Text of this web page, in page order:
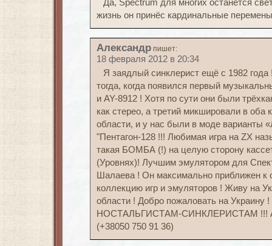
Да, Spectrum для многих останется
жизнь он принёс кардинальные
Александр пишет:
18 февраля 2012 в 20:34
Я заядлый синклерист ещё с 1982
тогда, когда появился первый
и AY-8912 ! Хотя по сути они были
как стерео, а третий микшировали в оба
области, и у нас были в моде варианты
"Пентагон-128 !!! Любимая игра на ZX
такая БОМБА (!) на целую сторону
(Уровнях)! Лучшим эмулятором для
Шалаева ! Он максимально приближен
коллекцию игр и эмуляторов ! Живу на
области ! Добро пожаловать на Украину
НОСТАЛЬГИСТАМ-СИНКЛЕРИСТАМ !!!
(+38050 750 91 36)